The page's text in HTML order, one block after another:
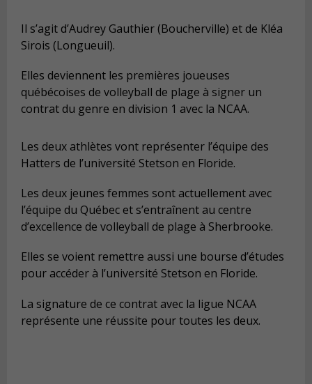
Il s’agit d’Audrey Gauthier (Boucherville) et de Kléa
Sirois (Longueuil).
Elles deviennent les premières joueuses
québécoises de volleyball de plage à signer un
contrat du genre en division 1 avec la NCAA.
Les deux athlètes vont représenter l’équipe des
Hatters de l’université Stetson en Floride.
Les deux jeunes femmes sont actuellement avec
l’équipe du Québec et s’entraînent au centre
d’excellence de volleyball de plage à Sherbrooke.
Elles se voient remettre aussi une bourse d’études
pour accéder à l’université Stetson en Floride.
La signature de ce contrat avec la ligue NCAA
représente une réussite pour toutes les deux.